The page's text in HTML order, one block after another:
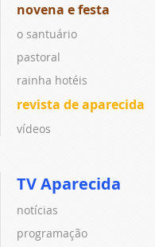
novena e festa
o santuário
pastoral
rainha hotéis
revista de aparecida
vídeos
TV Aparecida
notícias
programação